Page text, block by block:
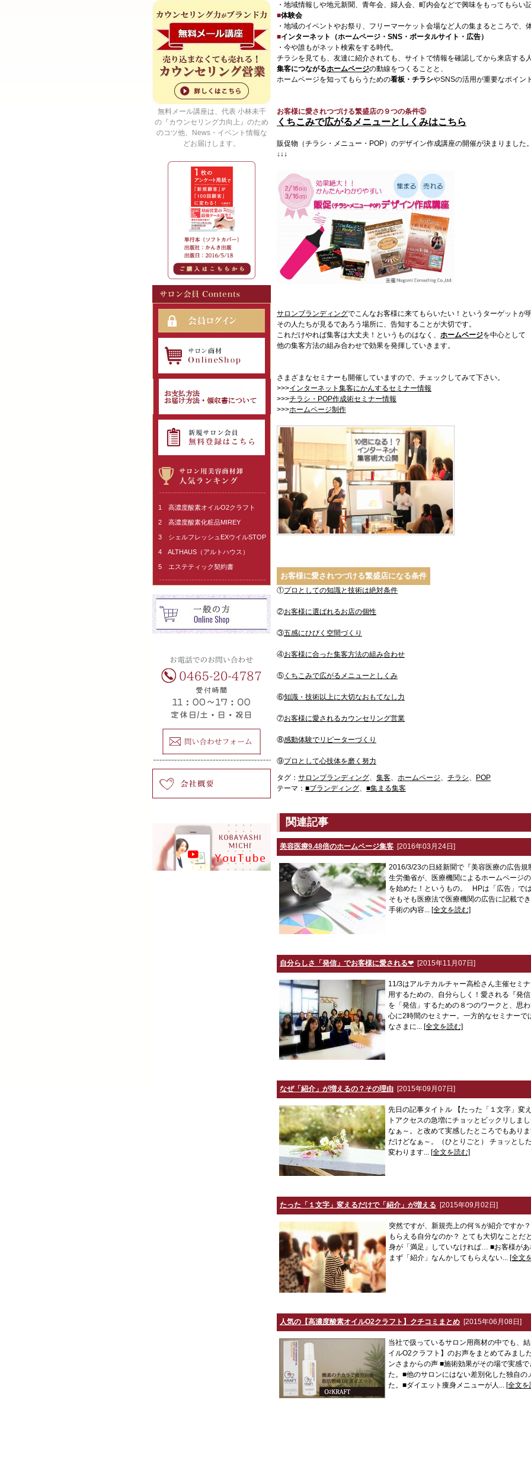
無料メール講座は、代表 小林未千
の『カウンセリング力向上』のため
のコツ他、News・イベント情報な
どお届けします。
1 高濃度酸素オイルO2クラフト
2 高濃度酸素化粧品MIREY
3 シェルフレッシュEXウイルSTOP
4 ALTHAUS（アルトハウス）
5 エステティック契約書
・地域情報しや地元新聞、青年会、婦人会、町内会などで興味をもってもらい
■体験会
・地域のイベントやお祭り、フリーマーケット会場など人の集まるところで、
■インターネット（ホームページ・SNS・ポータルサイト・広告）
・今や誰もがネット検索をする時代。
チラシを見ても、友達に紹介されても、サイトで情報を確認してから来店する
集客につながるホームページの動線をつくることと、
ホームページを知ってもらうための看板・チラシやSNSの活用が重要なポイン
お客様に愛されつづける繁盛店の９つの条件⑤
くちこみで広がるメニューとしくみはこちら
販促物（チラシ・メニュー・POP）のデザイン作成講座の開催が決まりました。
↓↓↓
サロンブランディングでこんなお客様に来てもらいたい！というターゲットが
その人たちが見るであろう場所に、告知することが大切です。
これだけやれば集客は大丈夫！というものはなく、 ホームページを中心として
他の集客方法の組み合わせで効果を発揮していきます。
さまざまなセミナーも開催していますので、チェックしてみて下さい。
>>>インターネット集客にかんするセミナー情報
>>>チラシ・POP作成術セミナー情報
>>>ホームページ制作
お客様に愛されつづける繁盛店になる条件
①プロとしての知識と技術は絶対条件
②お客様に選ばれるお店の個性
③五感にひびく空間づくり
④お客様に合った集客方法の組み合わせ
⑤ くちこみで広がるメニューとしくみ
⑥知識・技術以上に大切なおもてなし力
⑦お客様に愛されるカウンセリング営業
⑧感動体験でリピーターづくり
⑨プロとして心技体を磨く努力
タグ： サロンブランディング、 集客、 ホームページ、 チラシ、
POP
テーマ： ■ブランディング、 ■集まる集客
関連記事
美容医療9.48倍のホームページ集客 [2016年03月24日]
2016/3/23の日経新聞で『美容医療の広告
生労働省が、医療機関によるホームページ
を始めた！というもの。 HPは「広告」で
そもそも医療法で医療機関の広告に記載で
手術の内容... [全文を読む]
自分らしさ「発信」でお客様に愛される❤ [2015年11月07日]
11/3はアルテカルチャー高松さん主催セミ
用するための、自分らしく！愛される『発
を「発信」するための８つのワークと、思
心に2時間のセミナー。一方的なセミナー
なさまに... [全文を読む]
なぜ「紹介」が増えるの？その理由 [2015年09月07日]
先日の記事タイトル 【たった「１文字」変
トアクセスの急増にチョッとビックリしま
なぁ～。と改めて実感したところでもあり
だけどなぁ～。（ひとりごと） チョッとし
変わります... [全文を読む]
たった「１文字」変えるだけで「紹介」が増える [2015年09月02日]
突然ですが、新規売上の何％が紹介ですか
もらえる自分なのか？ とても大切なこと
身が「満足」していなければ… ■お客様が
まず「紹介」なんかしてもらえない... [全文
人気の【高濃度酸素オイルO2クラフト】クチコミまとめ [2015年06月08日]
当社で扱っているサロン用商材の中でも、
イルO2クラフト】のお声をまとめてみまし
ンさまからの声 ■施術効果がその場で実感
た。■他のサロンにはない差別化した独自の
た。■ダイエット痩身メニューが人... [全文を